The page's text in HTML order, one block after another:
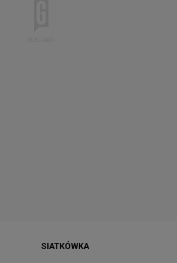
SIATKÓWKA